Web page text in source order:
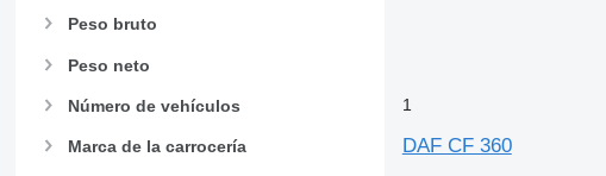
Peso bruto
Peso neto
Número de vehículos
Marca de la carrocería
1
DAF CF 360